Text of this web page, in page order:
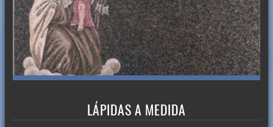
LÁPIDAS A MEDIDA